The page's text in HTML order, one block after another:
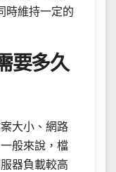
時維持一定的
要多久
大小、網路
般來說，檔
器負載較高